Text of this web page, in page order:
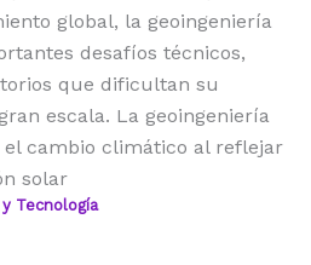
global, la geoingeniería
desafíos técnicos,
que dificultan su
escala. La geoingeniería
cambio climático al reflejar
solar
y Tecnología